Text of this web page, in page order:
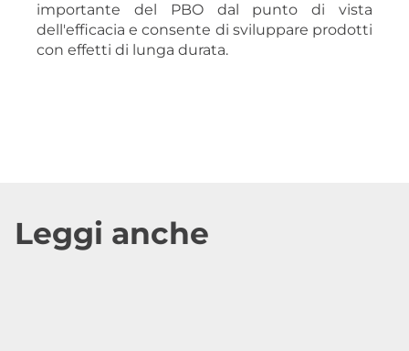
importante del PBO dal punto di vista
dell'efficacia e consente di sviluppare prodotti
con effetti di lunga durata.
Leggi anche